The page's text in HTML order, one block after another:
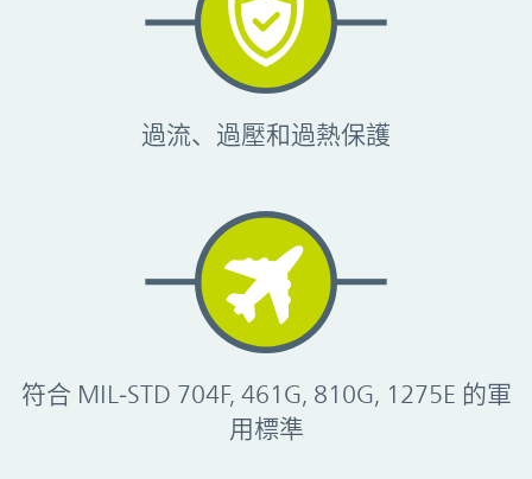
過流、過壓和過熱保護
符合 MIL‑STD 704F, 461G, 810G, 1275E 的軍
用標準